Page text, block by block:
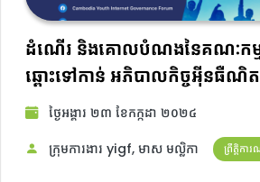
ដំណើរ និងគោលបំណងនៃគណៈកម្មា
ឆ្ពោះទៅកាន់ អភិបាលកិច្ចអ៊ីនធឺណិ
កម្ពុជា ២០២៤
ថ្ងៃ​អង្គារ ២៣ ខែ​កក្កដា ២០២៤​
ក្រុមការងារ yigf, មាស មល្លិកា​
ព្រឹត្តិកា